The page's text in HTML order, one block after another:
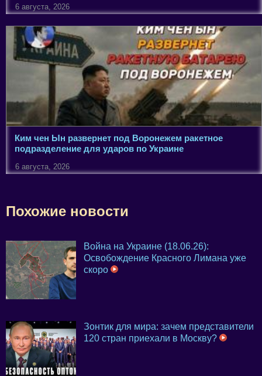
6 августа, 2026
Ким чен Ын развернет под Воронежем ракетное
подразделение для ударов по Украине
6 августа, 2026
Похожие новости
Война на Украине (18.06.26):
Освобождение Красного Лимана уже
скоро
Зонтик для мира: зачем представители
120 стран приехали в Москву?